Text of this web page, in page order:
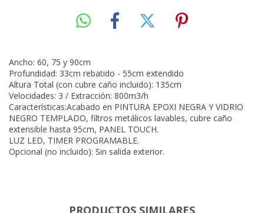
Ancho: 60, 75 y 90cm
Profundidad: 33cm rebatido - 55cm extendido
Altura Total (con cubre caño incluido): 135cm
Velocidades: 3 / Extracción: 800m3/h
Características:Acabado en PINTURA EPOXI NEGRA Y VIDRIO
NEGRO TEMPLADO, filtros metálicos lavables, cubre caño
extensible hasta 95cm, PANEL TOUCH.
LUZ LED, TIMER PROGRAMABLE.
Opcional (no incluido): Sin salida exterior.
PRODUCTOS SIMILARES